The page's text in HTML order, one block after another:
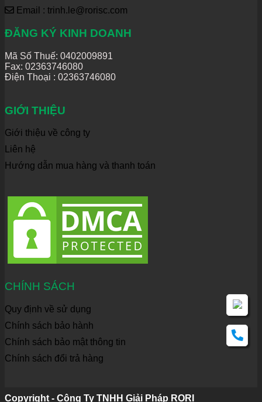
Email : trinh.le@rorisc.com
ĐĂNG KÝ KINH DOANH
Mã Số Thuế: 0402009891
Fax: 02363746080
Điện Thoại : 02363746080
GIỚI THIỆU
Giới thiệu về công ty
Liên hệ
Hướng dẫn mua hàng và thanh toán
CHÍNH SÁCH
Quy định về sử dụng
Chính sách bảo hành
Chính sách bảo mật thông tin
Chính sách đổi trả hàng
Copyright - Công Ty TNHH Giải Pháp RORI